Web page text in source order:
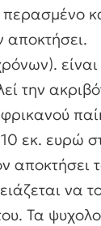
αποκτήσει.
την
εκ. ευρώ
αποκτήσει
να
Τα